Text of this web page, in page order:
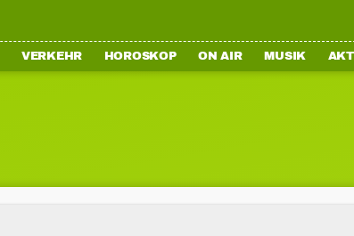
VERKEHR HOROSKOP ON AIR MUSIK